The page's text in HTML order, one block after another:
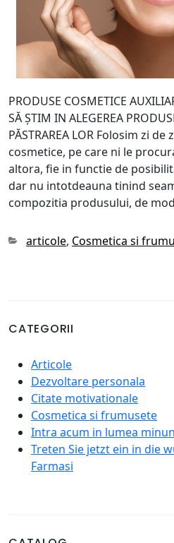
PRODUSE COSMETICE
SĂ ȘTIM IN ALEGEREA
PĂSTRAREA LOR Folosim zi
cosmetice, pe care ni le
altora, fie in functie de
dar nu intotdeauna tinind
compozitia produsului, de
Categories
articole, Cosmetica si
CATEGORII
Articole
Dezvoltare personala
Citate motivationale
Cosmetica si frumusete
Intra acum in lumea
Treten Sie jetzt ein in die
Farmasi